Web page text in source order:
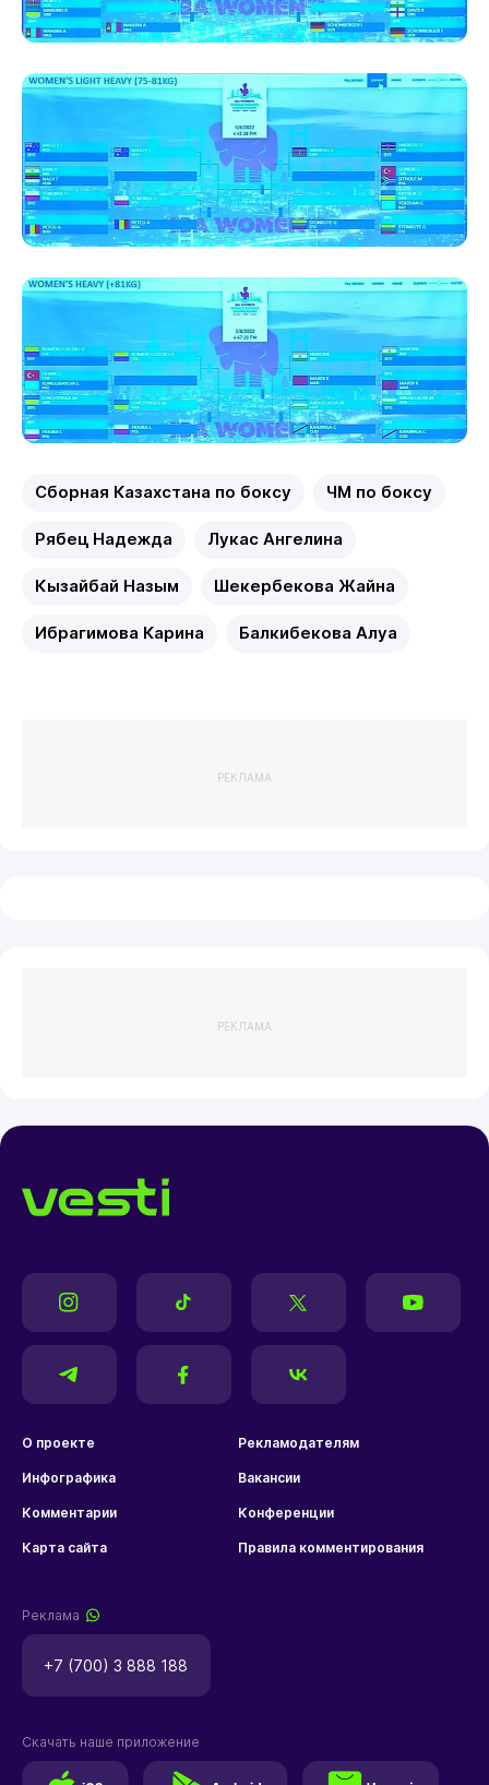
Сборная Казахстана по боксу ЧМ по боксу
Рябец Надежда Лукас Ангелина
Кызайбай Назым Шекербекова Жайна
Ибрагимова Карина Балкибекова Алуа
РЕКЛАМА
РЕКЛАМА
О проекте Рекламодателям
Инфографика Вакансии
Комментарии Конференции
Карта сайта Правила комментирования
Реклама
+7 (700) 3 888 188
Скачать наше приложение